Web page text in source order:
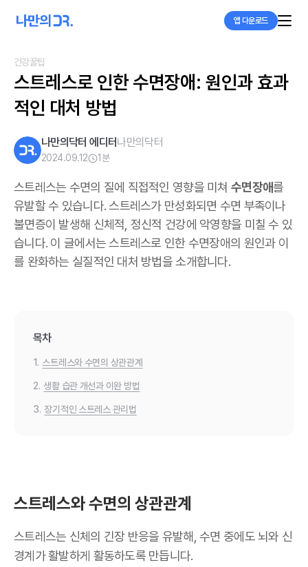
앱 다운로드
건강꿀팁
스트레스로 인한 수면장애: 원인과 효과
적인 대처 방법
나만의닥터 에디터나만의닥터
2024.09.12 1 분
스트레스는 수면의 질에 직접적인 영향을 미쳐 수면장애를
유발할 수 있습니다. 스트레스가 만성화되면 수면 부족이나
불면증이 발생해 신체적, 정신적 건강에 악영향을 미칠 수 있
습니다. 이 글에서는 스트레스로 인한 수면장애의 원인과 이
를 완화하는 실질적인 대처 방법을 소개합니다.
목차
1. 스트레스와 수면의 상관관계
2. 생활 습관 개선과 이완 방법
3. 장기적인 스트레스 관리법
스트레스와 수면의 상관관계
스트레스는 신체의 긴장 반응을 유발해, 수면 중에도 뇌와 신
경계가 활발하게 활동하도록 만듭니다.